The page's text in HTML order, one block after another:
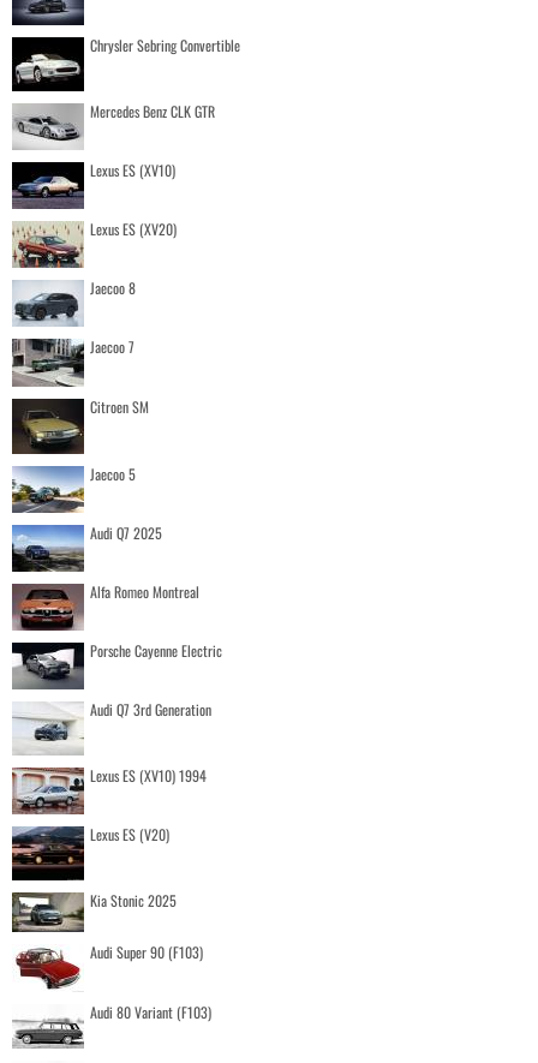
Chrysler Sebring Convertible
Mercedes Benz CLK GTR
Lexus ES (XV10)
Lexus ES (XV20)
Jaecoo 8
Jaecoo 7
Citroen SM
Jaecoo 5
Audi Q7 2025
Alfa Romeo Montreal
Porsche Cayenne Electric
Audi Q7 3rd Generation
Lexus ES (XV10) 1994
Lexus ES (V20)
Kia Stonic 2025
Audi Super 90 (F103)
Audi 80 Variant (F103)